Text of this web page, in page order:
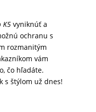
K5vyniknúť a
ochranu s
rozmanitým
vám
čo hľadáte.
s štýlom už dnes!